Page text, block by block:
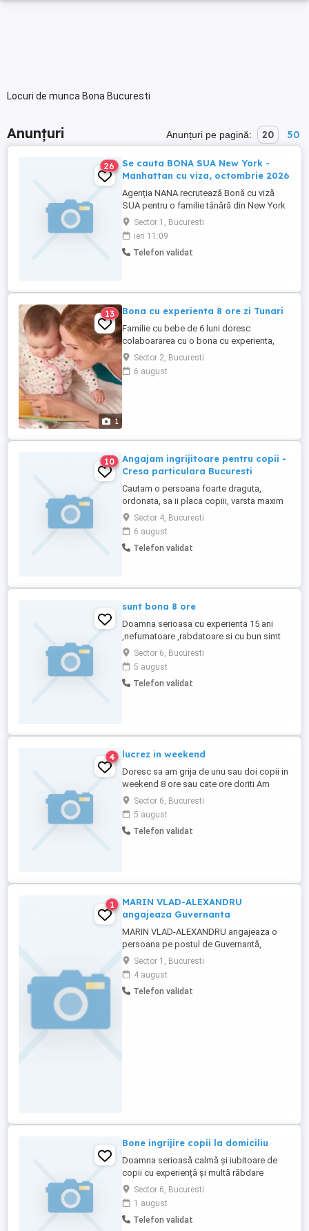
Locuri de munca Bona Bucuresti
Anunțuri Anunțuri pe pagină: 20 50
26
Se cauta BONA SUA New York -
Manhattan cu viza, octombrie 2026
Agenția NANA recrutează Bonă cu viză
SUA pentru o familie tânără din New York
Locație: Lower West Side, Manhattan,
New York Start colaborare: Octombrie
2026 Colaborare pe termen lung (din 6 in 6
luni) Familia are doi băieței: 3 ani și 2 luni
Sector 1, Bucuresti
ieri 11:09
Telefon validat
1
13 Bona cu experienta 8 ore zi Tunari
Familie cu bebe de 6 luni doresc
colaboararea cu o bona cu experienta,
recomandari, activa, empatica ,
comunicativa , responsabila.
Atributii:ingrijire copil , ajutor la curatenie ,
Sector 2, Bucuresti
6 august
10
Angajam ingrijitoare pentru copii -
Cresa particulara Bucuresti
Cautam o persoana foarte draguta,
ordonata, sa ii placa copiii, varsta maxim
50 ani! Se lucreaza in 2 ture, 06.00 -14.00 si
12.00 - 20.00, dimineata si dupa amiaza,
de luni pana vineri. Cresa se afla la Piata
Regina Maria, pe linia tramvaiului 32 sau
Sector 4, Bucuresti
6 august
Telefon validat
sunt bona 8 ore
Doamna serioasa cu experienta 15 ani
,nefumatoare ,rabdatoare si cu bun simt
,doresc sa am grija de un copil de luni
pana vineri cate 8 ore Mai pot si in
weekend cate ore doriti Doresc pe termen
lung si la nevoie am recomandari
Sector 6, Bucuresti
5 august
Telefon validat
4 lucrez in weekend
Doresc sa am grija de unu sau doi copii in
weekend 8 ore sau cate ore doriti Am
experienta 15 ani ,nefumatoare ,si
rabdatoare Se poate sa l aduceti la mine
chear si peste noapte de vineri ora 18
pana duminica ora 18 Locuiesc sec 6
Sector 6, Bucuresti
5 august
Telefon validat
1
MARIN VLAD-ALEXANDRU
angajeaza Guvernanta
MARIN VLAD-ALEXANDRU angajeaza o
persoana pe postul de Guvernantă,
cunoscatoare a limbii engleze.Interviul va
fi in București, Sector 1, str. Prometeu nr.
23, bl. 16D, sc. 2, et. 2, ap. 29 , in data de
06 august 2026, ora 08:00.
Sector 1, Bucuresti
4 august
Telefon validat
Bone ingrijire copii la domiciliu
Doamna serioasă calmă și iubitoare de
copii cu experiență și multă răbdare
doresc să am grijă de un copil în timpul
zilei.
Sector 6, Bucuresti
1 august
Telefon validat